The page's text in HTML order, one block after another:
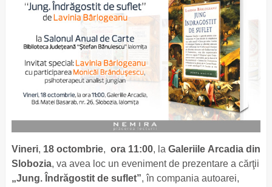
Vineri, 18 octombrie, ora 11:00, la Galeriile Arcadia din
Slobozia, va avea loc un eveniment de prezentare a cărţii
„Jung. Îndrăgostit de suflet”, în compania autoarei,